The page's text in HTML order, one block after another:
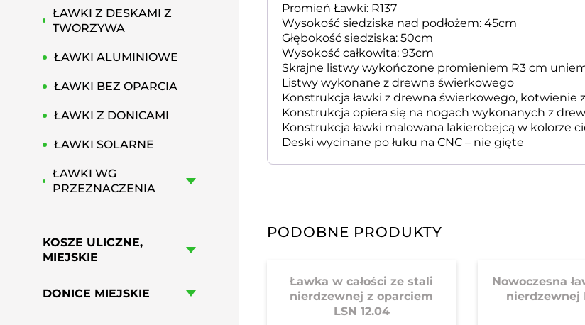
Promień Ławki: R137
Wysokość siedziska nad podłożem: 45cm
Głębokość siedziska: 50cm
Wysokość całkowita: 93cm
Skrajne listwy wykończone promieniem R3 cm
Listwy wykonane z drewna świerkowego
Konstrukcja ławki z drewna świerkowego, kotwienie
Konstrukcja opiera się na nogach wykonanych z
Konstrukcja ławki malowana lakierobejcą w kolorze
Deski wycinane po łuku na CNC – nie gięte
PODOBNE PRODUKTY
Ławka w całości ze stali
nierdzewnej z oparciem
LSN 12.04
Nowoczesna
nierdzewnej
ŁAWKI Z DESKAMI Z
TWORZYWA
ŁAWKI ALUMINIOWE
ŁAWKI BEZ OPARCIA
ŁAWKI Z DONICAMI
ŁAWKI SOLARNE
ŁAWKI WG
PRZEZNACZENIA
KOSZE ULICZNE,
MIEJSKIE
DONICE MIEJSKIE